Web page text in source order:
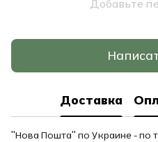
Добавьте
Доставка
"Нова Пошта" по Украине - по